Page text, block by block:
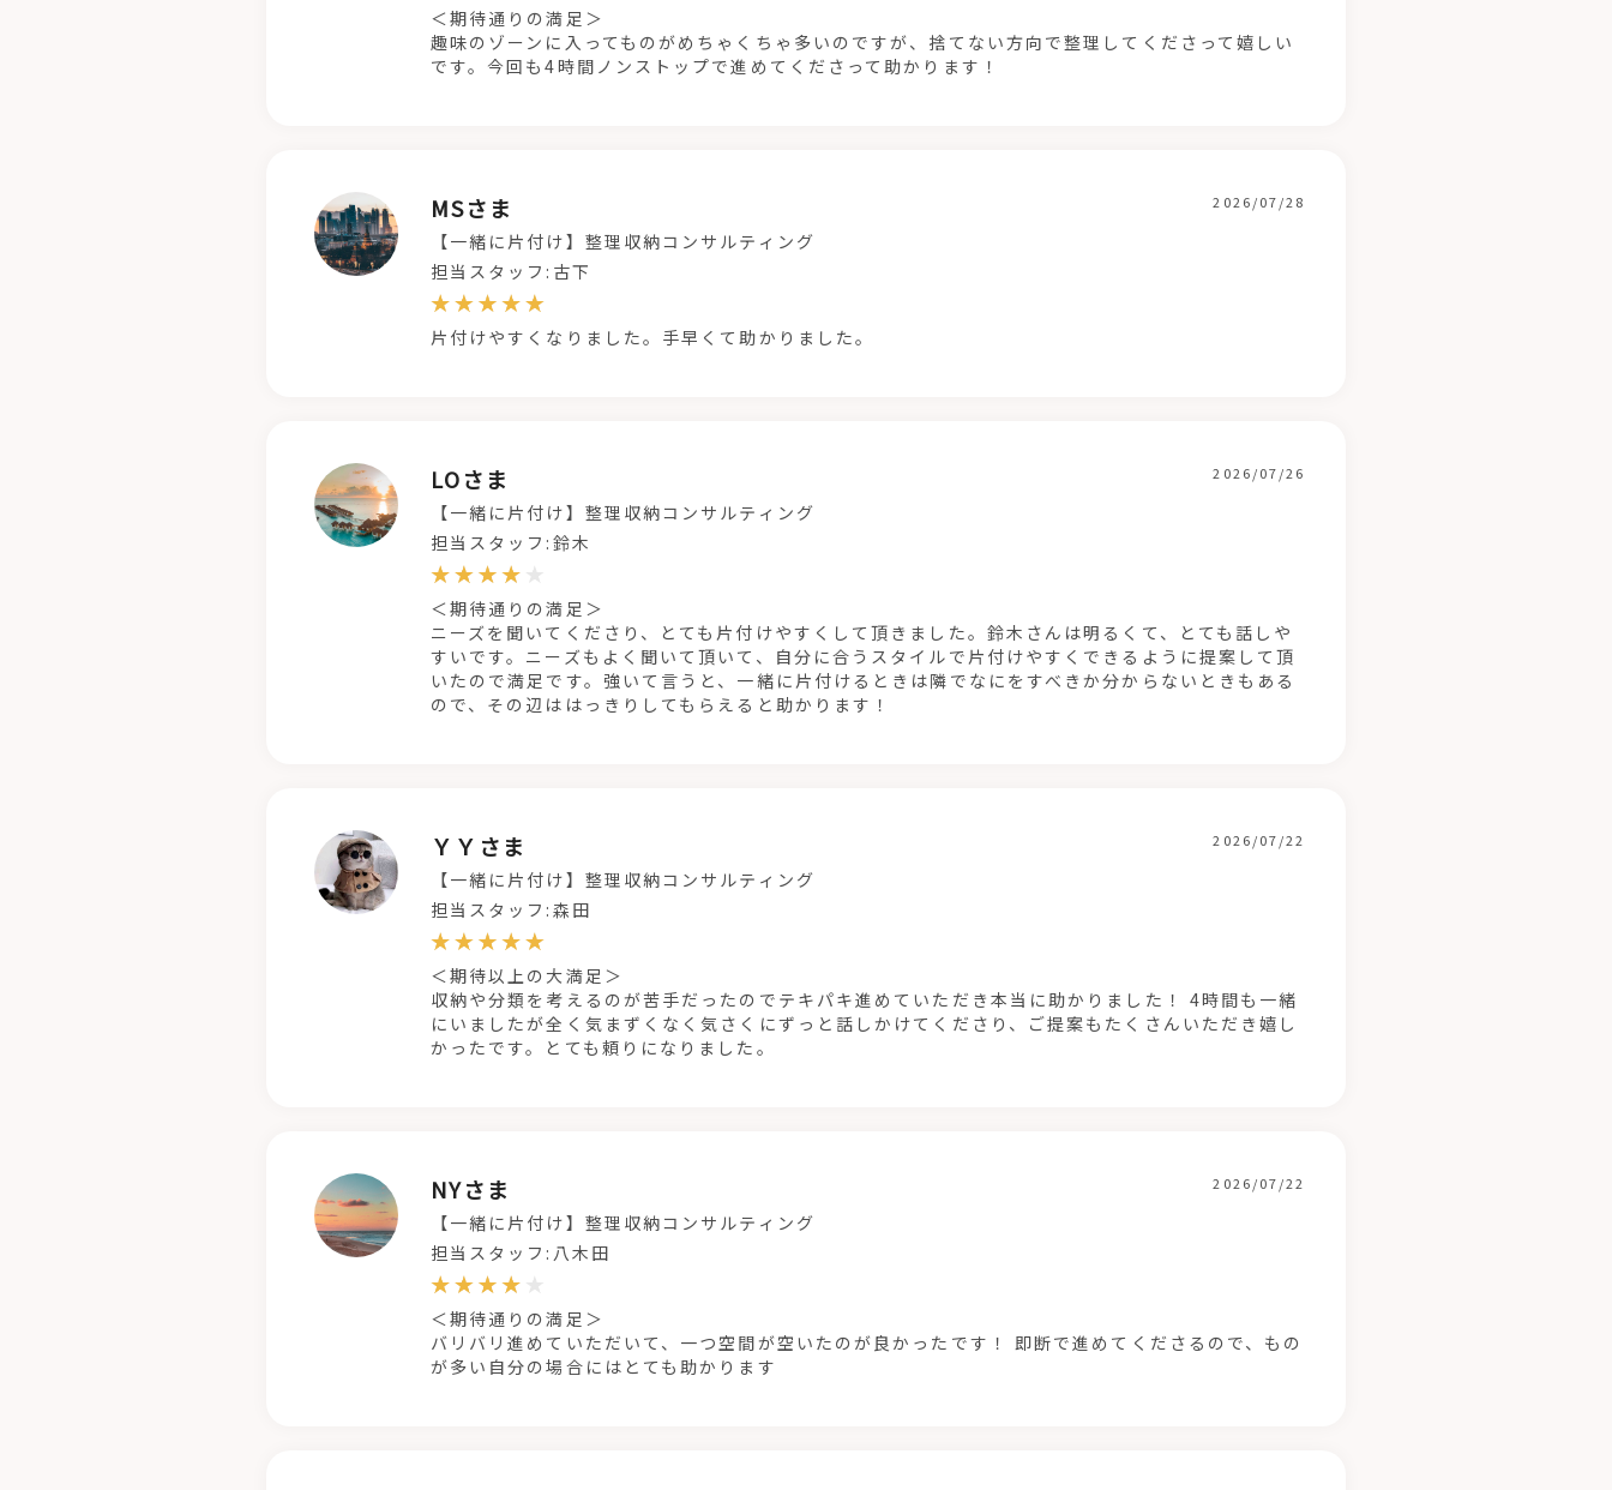
＜期待通りの満足＞
趣味のゾーンに入ってものがめちゃくちゃ多いのですが、捨てない方向で整理してくださって嬉しい
です。今回も4時間ノンストップで進めてくださって助かります！
MSさま 2026/07/28
【一緒に片付け】整理収納コンサルティング
担当スタッフ:古下
片付けやすくなりました。手早くて助かりました。
LOさま 2026/07/26
【一緒に片付け】整理収納コンサルティング
担当スタッフ:鈴木
＜期待通りの満足＞
ニーズを聞いてくださり、とても片付けやすくして頂きました。鈴木さんは明るくて、とても話しや
すいです。ニーズもよく聞いて頂いて、自分に合うスタイルで片付けやすくできるように提案して頂
いたので満足です。強いて言うと、一緒に片付けるときは隣でなにをすべきか分からないときもある
ので、その辺ははっきりしてもらえると助かります！
ＹＹさま 2026/07/22
【一緒に片付け】整理収納コンサルティング
担当スタッフ:森田
＜期待以上の大満足＞
収納や分類を考えるのが苦手だったのでテキパキ進めていただき本当に助かりました！ 4時間も一緒
にいましたが全く気まずくなく気さくにずっと話しかけてくださり、ご提案もたくさんいただき嬉し
かったです。とても頼りになりました。
NYさま 2026/07/22
【一緒に片付け】整理収納コンサルティング
担当スタッフ:八木田
＜期待通りの満足＞
バリバリ進めていただいて、一つ空間が空いたのが良かったです！ 即断で進めてくださるので、もの
が多い自分の場合にはとても助かります